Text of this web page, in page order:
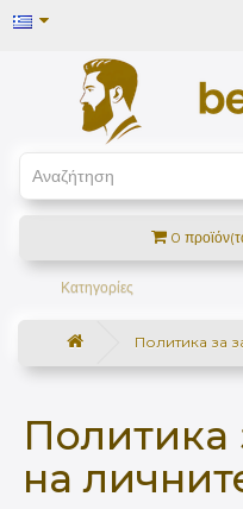
0
Κατηγορίες
Политика за
Политика
на